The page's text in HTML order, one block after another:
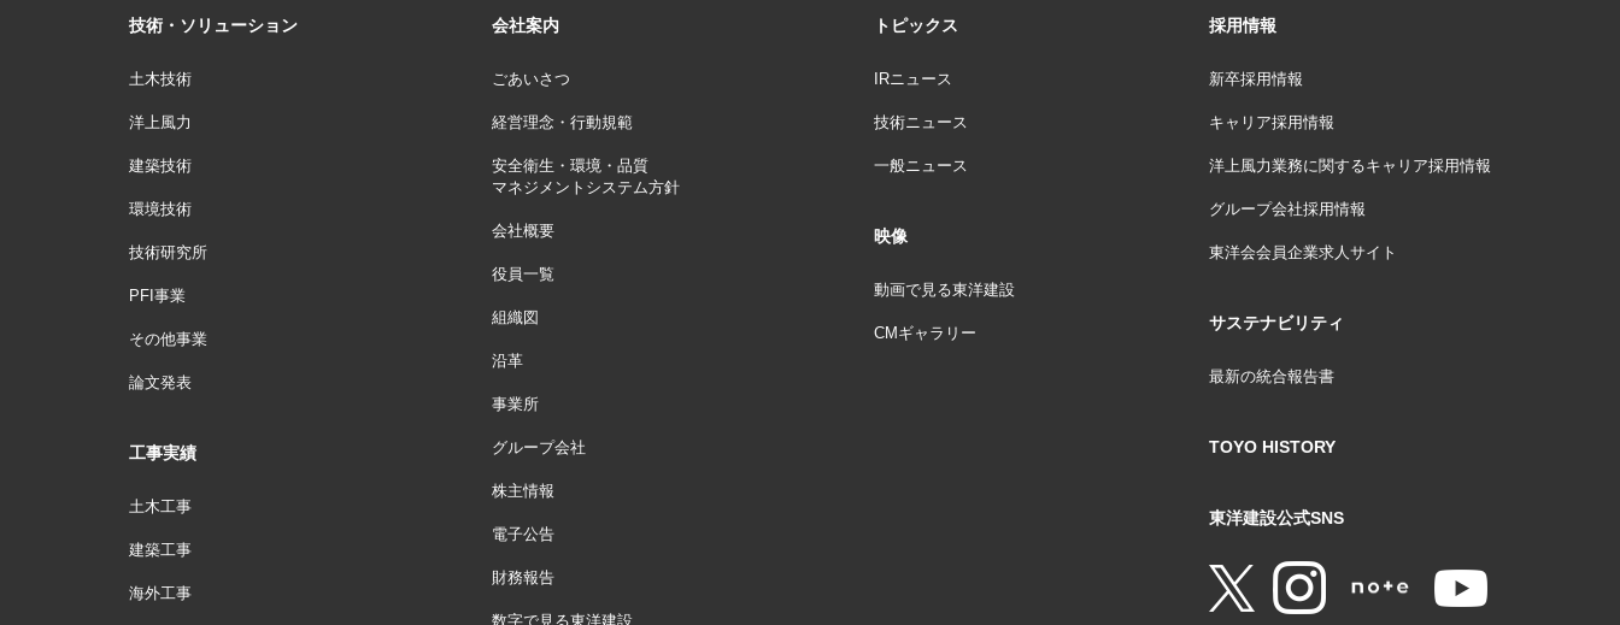
技術・ソリューション
土木技術
洋上風力
建築技術
環境技術
技術研究所
PFI事業
その他事業
論文発表
工事実績
土木工事
建築工事
海外工事
会社案内
ごあいさつ
経営理念・行動規範
安全衛生・環境・品質
マネジメントシステム方針
会社概要
役員一覧
組織図
沿革
事業所
グループ会社
株主情報
電子公告
財務報告
数字で見る東洋建設
トピックス
IRニュース
技術ニュース
一般ニュース
映像
動画で見る東洋建設
CMギャラリー
採用情報
新卒採用情報
キャリア採用情報
洋上風力業務に関するキャリア採用情報
グループ会社採用情報
東洋会会員企業求人サイト
サステナビリティ
最新の統合報告書
TOYO HISTORY
東洋建設公式SNS